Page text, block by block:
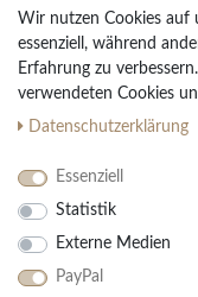
Widerrufs­recht
Vertrag widerrufen
Impressum
Daten­schutz­erklärung
AGB
Ihre Vorteile
30 Tage
Wir nutzen Cookies auf
essenziell, während
Erfahrung zu
verwendeten Cookies
Daten­schutz­erklärung
Essenziell
Statistik
Externe Medien
PayPal